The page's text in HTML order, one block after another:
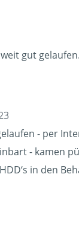
gut
- per
- kamen
in den